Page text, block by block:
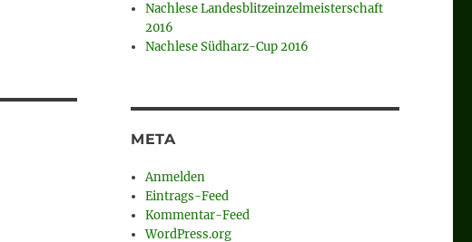
Nachlese Landesblitzeinzelmeisterschaft
2016
Nachlese Südharz-Cup 2016
META
Anmelden
Eintrags-Feed
Kommentar-Feed
WordPress.org